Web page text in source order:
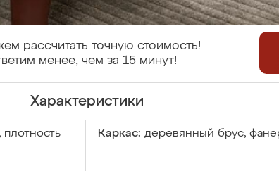
рассчитать точную стоимость!
менее, чем за 15 минут!
Характеристики
Каркас: деревянный брус,